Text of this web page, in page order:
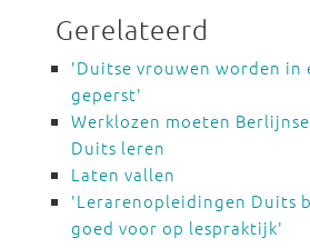
Gerelateerd
'Duitse vrouwen worden in
geperst'
Werklozen moeten
Duits leren
Laten vallen
'Lerarenopleidingen Duits
goed voor op lespraktijk'